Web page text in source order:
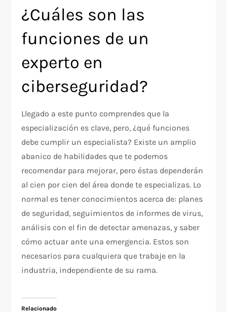
¿Cuáles son las
funciones de un
experto en
ciberseguridad?
Llegado a este punto comprendes que la
especialización es clave, pero, ¿qué funciones
debe cumplir un especialista? Existe un amplio
abanico de habilidades que te podemos
recomendar para mejorar, pero éstas dependerán
al cien por cien del área donde te especializas. Lo
normal es tener conocimientos acerca de: planes
de seguridad, seguimientos de informes de virus,
análisis con el fin de detectar amenazas, y saber
cómo actuar ante una emergencia. Estos son
necesarios para cualquiera que trabaje en la
industria, independiente de su rama.
Relacionado